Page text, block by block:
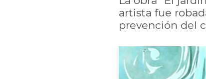
artista fue
prevención del